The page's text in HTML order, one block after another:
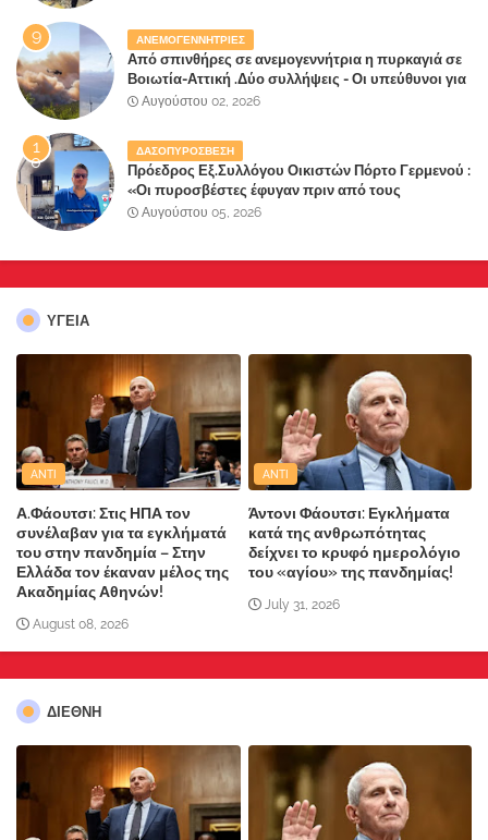
ΑΝΕΜΟΓΕΝΝΗΤΡΙΕΣ
Από σπινθήρες σε ανεμογεννήτρια η πυρκαγιά σε
Βοιωτία-Αττική .Δύο συλλήψεις - Οι υπεύθυνοι για
την λάθος διαχείριση της κατάσβεσης θα
Αυγούστου 02, 2026
ΔΑΣΟΠΥΡΟΣΒΕΣΗ
Πρόεδρος Εξ.Συλλόγου Οικιστών Πόρτο Γερμενού :
«Οι πυροσβέστες έφυγαν πριν από τους
κατοίκους»
Αυγούστου 05, 2026
ΥΓΕΙΑ
ANTI
Α.Φάουτσι: Στις ΗΠΑ τον
συνέλαβαν για τα εγκλήματά
του στην πανδημία – Στην
Ελλάδα τον έκαναν μέλος της
Ακαδημίας Αθηνών!
August 08, 2026
ANTI
Άντονι Φάουτσι: Εγκλήματα
κατά της ανθρωπότητας
δείχνει το κρυφό ημερολόγιο
του «αγίου» της πανδημίας!
July 31, 2026
ΔΙΕΘΝΗ